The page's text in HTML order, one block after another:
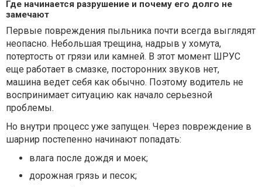
Где начинается разрушение и почему его долго не
замечают
Первые повреждения пыльника почти всегда выглядят
неопасно. Небольшая трещина, надрыв у хомута,
потертость от грязи или камней. В этот момент ШРУС
еще работает в смазке, посторонних звуков нет,
машина ведет себя как обычно. Поэтому водитель не
воспринимает ситуацию как начало серьезной
проблемы.
Но внутри процесс уже запущен. Через повреждение в
шарнир постепенно начинают попадать:
влага после дождя и моек;
дорожная грязь и песок;